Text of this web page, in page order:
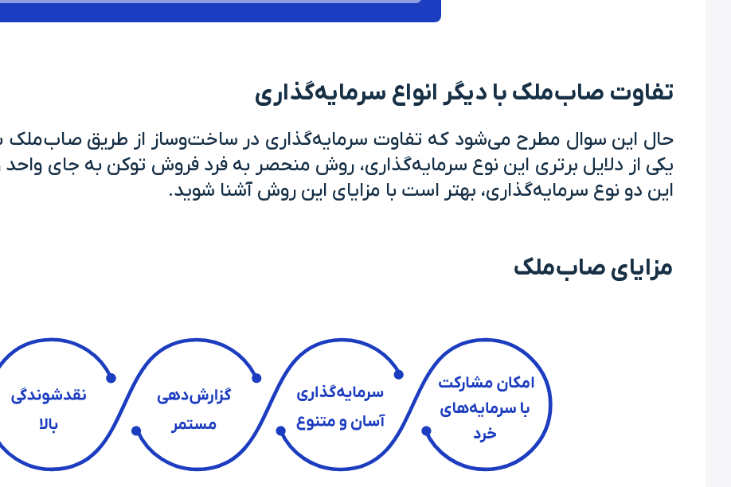
ﺗﻔﺎوت ﺻﺎبﻣﻠﮏ ﺑﺎ دﯾﮕﺮ اﻧﻮاع ﺳﺮﻣﺎﯾﻪﮔﺬاری
حال این سوال مطرح می‌شود که تفاوت سرمایه‌گذاری در ساخت‌و‌ساز از طریق
یکی از دلایل برتری این نوع سرمایه‌گذاری، روش منحصر به فرد فروش توکن به جای واحد
این دو نوع سرمایه‌گذاری، بهتر است با مزایای این روش آشنا شوید.
مزایای صاب‌ملک